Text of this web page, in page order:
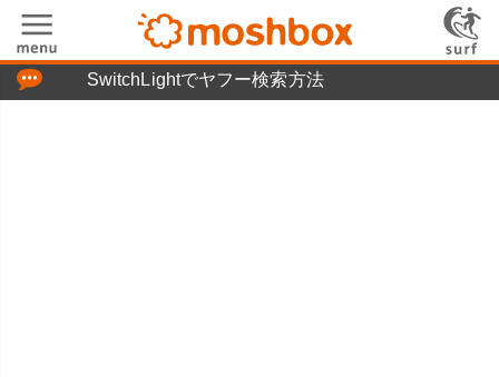
SwitchLightでヤフー検索方法
「つぶやき」の使い方